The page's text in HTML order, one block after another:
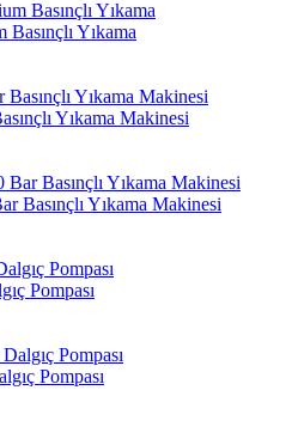
Yıkama
Yıkama Makinesi
Basınçlı Yıkama Makinesi
Pompası
Pompası